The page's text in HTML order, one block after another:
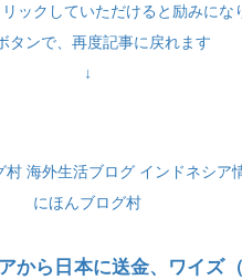
ックしていただけると励みにな
タンで、再度記事に戻れます
↓
にほんブログ村
から日本に送金、ワイズ